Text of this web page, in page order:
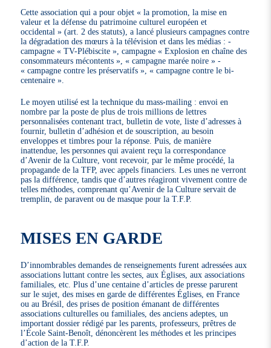
Cette association qui a pour objet « la promotion, la mise en
valeur et la défense du patrimoine culturel européen et
occidental » (art. 2 des statuts), a lancé plusieurs campagnes contre
la dégradation des mœurs à la télévision et dans les médias : -
campagne « TV-Plébiscite », campagne « Explosion en chaîne des
consommateurs mécontents », « campagne marée noire » -
« campagne contre les préservatifs », « campagne contre le bi-
centenaire ».
Le moyen utilisé est la technique du mass-mailing : envoi en
nombre par la poste de plus de trois millions de lettres
personnalisées contenant tract, bulletin de vote, liste d’adresses à
fournir, bulletin d’adhésion et de souscription, au besoin
enveloppes et timbres pour la réponse. Puis, de manière
inattendue, les personnes qui avaient reçu la correspondance
d’Avenir de la Culture, vont recevoir, par le même procédé, la
propagande de la TFP, avec appels financiers. Les unes ne verront
pas la différence, tandis que d’autres réagiront vivement contre de
telles méthodes, comprenant qu’Avenir de la Culture servait de
tremplin, de paravent ou de masque pour la T.F.P.
MISES EN GARDE
D’innombrables demandes de renseignements furent adressées aux
associations luttant contre les sectes, aux Églises, aux associations
familiales, etc. Plus d’une centaine d’articles de presse parurent
sur le sujet, des mises en garde de différentes Églises, en France
ou au Brésil, des prises de position émanant de différentes
associations culturelles ou familiales, des anciens adeptes, un
important dossier rédigé par les parents, professeurs, prêtres de
l’École Saint-Benoît, dénoncèrent les méthodes et les principes
d’action de la T.F.P.